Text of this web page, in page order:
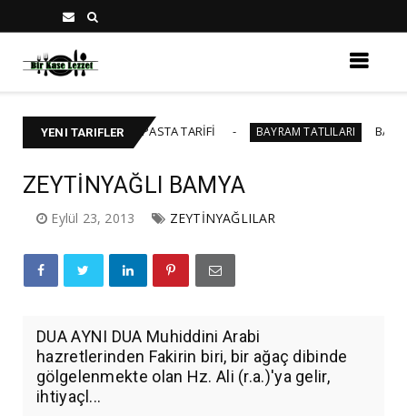
YENI TARIFLER
KİŞİLİK YAŞ PASTA TARİFİ BAYRAM TATLILARI BAKLAVALI
ZEYTİNYAĞLI BAMYA
Eylül 23, 2013 ZEYTİNYAĞLILAR
DUA AYNI DUA Muhiddini Arabi
hazretlerinden Fakirin biri, bir ağaç dibinde
gölgelenmekte olan Hz. Ali (r.a.)'ya gelir,
ihtiyaçl...